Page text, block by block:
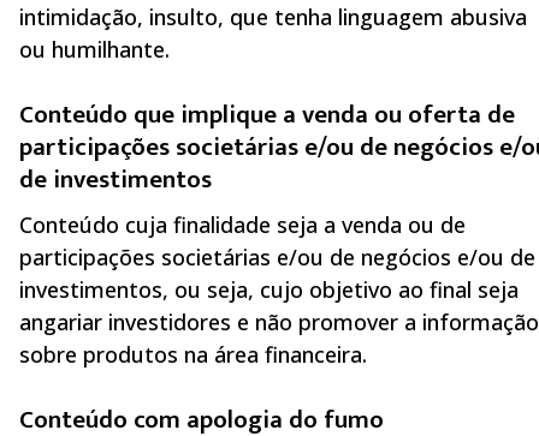
intimidação, insulto, que tenha linguagem abusiva
ou humilhante.
Conteúdo que implique a venda ou oferta de
participações societárias e/ou de negócios e/
de investimentos
Conteúdo cuja finalidade seja a venda ou de
participações societárias e/ou de negócios e/ou de
investimentos, ou seja, cujo objetivo ao final seja
angariar investidores e não promover a informação
sobre produtos na área financeira.
Conteúdo com apologia do fumo